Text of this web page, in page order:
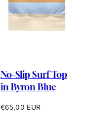
No-Slip Surf Top
in Byron Blue
Prix
€65,00 EUR